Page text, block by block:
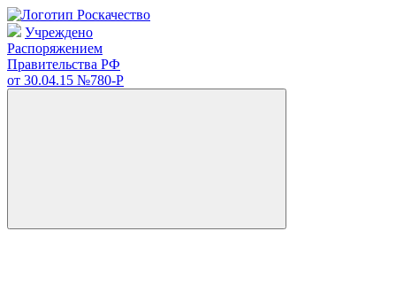
Учреждено
Распоряжением
Правительства РФ
от 30.04.15 №780-Р